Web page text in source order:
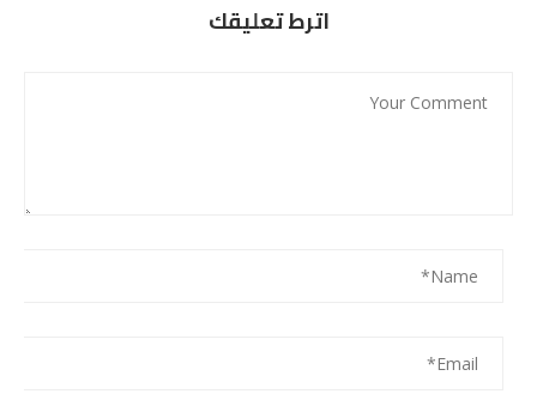
اترط تعليقك